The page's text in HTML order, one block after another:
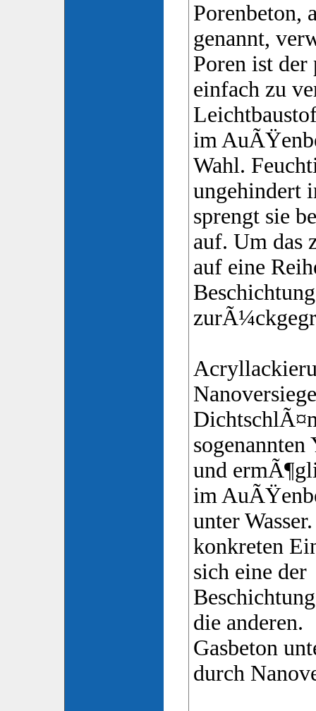
Porenbeton,
genannt,
Poren ist der
einfach zu
im
Wahl.
ungehindert
sprengt sie
auf. Um das
auf eine
und
im
unter
konkreten
sich eine der
die anderen.
Gasbeton
durch